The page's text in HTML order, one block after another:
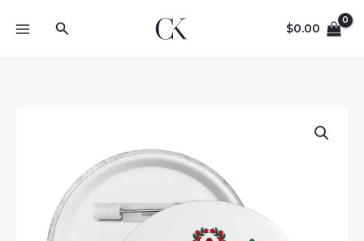
Search $0.00